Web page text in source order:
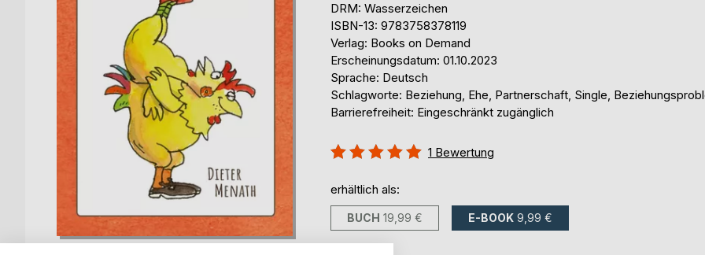
DRM: Wasserzeichen
ISBN-13: 9783758378119
Verlag: Books on Demand
Erscheinungsdatum: 01.10.2023
Sprache: Deutsch
Schlagworte: Beziehung, Ehe, Partnerschaft, Single,
Barrierefreiheit: Eingeschränkt zugänglich
Bewertung::
1 Bewertung
erhältlich als:
BUCH 19,99 € E-BOOK 9,99 €